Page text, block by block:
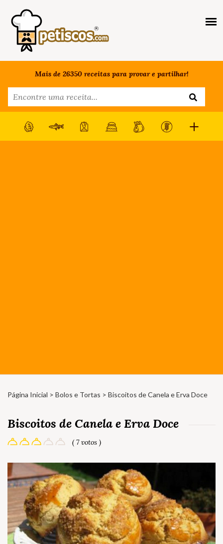
Mais de 26350 receitas para provar e partilhar!
Página Inicial > Bolos e Tortas > Biscoitos de Canela e Erva Doce
Biscoitos de Canela e Erva Doce
( 7 votos )